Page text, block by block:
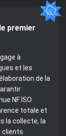
premier
à
et les
de la
NF ISO
totale et
la collecte, la